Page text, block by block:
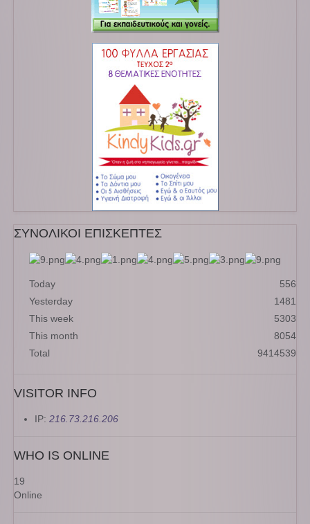
ΣΥΝΟΛΙΚΟΙ ΕΠΙΣΚΕΠΤΕΣ
Today
556
Yesterday
1481
This week
5303
This month
8054
Total
9414539
VISITOR INFO
IP: 216.73.216.206
WHO IS ONLINE
19
Online